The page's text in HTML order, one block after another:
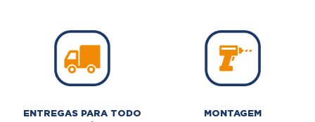
ENTREGAS PARA TODO
MONTAGEM